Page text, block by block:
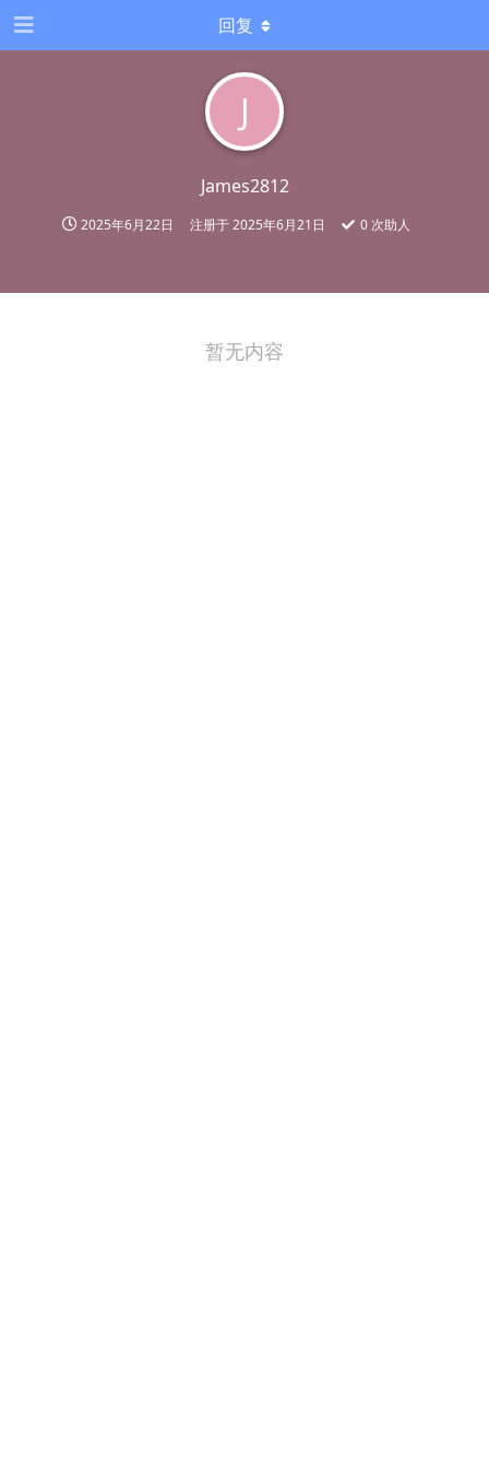
J
James2812
2025年6月22日 注册于2025年6月21日 0 次助人
回复
暂无内容